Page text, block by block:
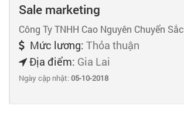
Sale marketing
Công Ty TNHH Cao Nguyên Chuyển Sắc
Mức lương: Thỏa thuận
Địa điểm: Gia Lai
Ngày cập nhật:05-10-2018